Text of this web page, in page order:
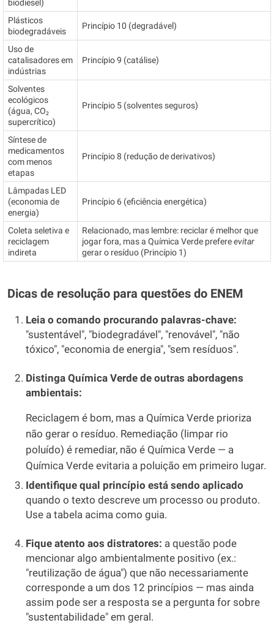
biodiesel)
Plásticos
biodegradáveis
Princípio 10 (degradável)
Uso de
catalisadores em
indústrias
Princípio 9 (catálise)
Solventes
ecológicos
(água, CO₂
supercrítico)
Princípio 5 (solventes seguros)
Síntese de
medicamentos
com menos
etapas
Princípio 8 (redução de derivativos)
Lâmpadas LED
(economia de
energia)
Princípio 6 (eficiência energética)
Coleta seletiva e
reciclagem
indireta
Relacionado, mas lembre: reciclar é melhor que
jogar fora, mas a Química Verde prefereevitar
gerar o resíduo (Princípio 1)
Dicas de resolução para questões do ENEM
Leia o comando procurando palavras-chave:
"sustentável", "biodegradável", "renovável", "não
tóxico", "economia de energia", "sem resíduos".
Distinga Química Verde de outras abordagens
ambientais:
Reciclagem é bom, mas a Química Verde prioriza
não gerar o resíduo. Remediação (limpar rio
poluído) é remediar, não é Química Verde — a
Química Verde evitaria a poluição em primeiro lugar.
Identifique qual princípio está sendo aplicado
quando o texto descreve um processo ou produto.
Use a tabela acima como guia.
Fique atento aos distratores: a questão pode
mencionar algo ambientalmente positivo (ex.:
"reutilização de água") que não necessariamente
corresponde a um dos 12 princípios — mas ainda
assim pode ser a resposta se a pergunta for sobre
"sustentabilidade" em geral.